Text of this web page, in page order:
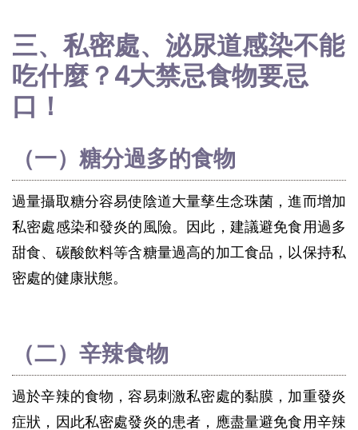
三、私密處、泌尿道感染不能
吃什麼？4大禁忌食物要忌
口！
（一）糖分過多的食物
過量攝取糖分容易使陰道大量孳生念珠菌，進而增加
私密處感染和發炎的風險。因此，建議避免食用過多
甜食、碳酸飲料等含糖量過高的加工食品，以保持私
密處的健康狀態。
（二）辛辣食物
過於辛辣的食物，容易刺激私密處的黏膜，加重發炎
症狀，因此私密處發炎的患者，應盡量避免食用辛辣